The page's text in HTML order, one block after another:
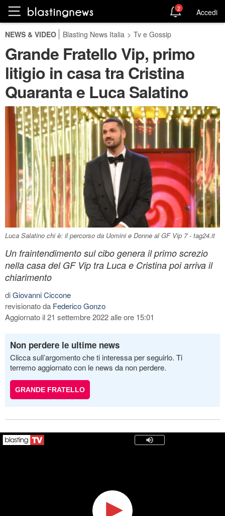
2 Accedi
NEWS & VIDEO Blasting News Italia > Tv e Gossip
Grande Fratello Vip, primo
litigio in casa tra Cristina
Quaranta e Luca Salatino
Luca Salatino chi è: il percorso da Uomini e Donne al GF Vip 7 - tag24.it
Un fraintendimento sul cibo genera il primo screzio
nella casa del GF Vip tra Luca e Cristina poi arriva il
chiarimento
diGiovanni Ciccone
revisionato da Federico Gonzo
Aggiornato il 21 settembre 2022 alle ore 15:01
Non perdere le ultime news
Clicca sull’argomento che ti interessa per seguirlo. Ti
terremo aggiornato con le news da non perdere.
GRANDE FRATELLO